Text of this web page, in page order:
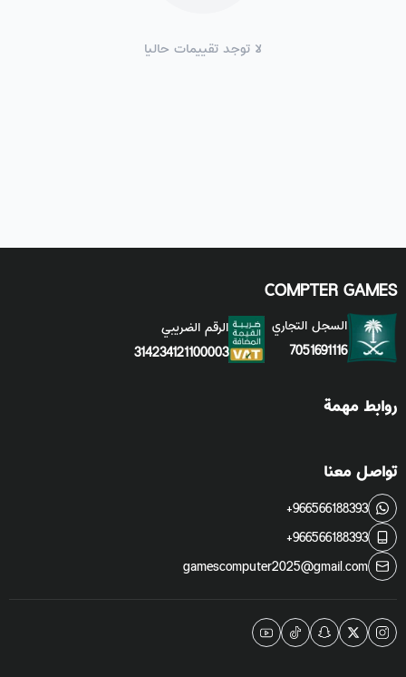
لا توجد تقييمات حاليا
COMPTER GAMES
السجل التجاري
7051691116
الرقم الضريبي
314234121100003
روابط مهمة
تواصل معنا
+966566188393
+966566188393
gamescomputer2025@gmail.com